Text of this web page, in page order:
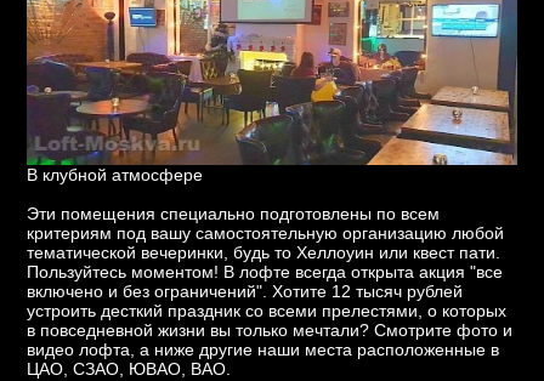
В клубной атмосфере
Эти помещения специально подготовлены по всем
критериям под вашу самостоятельную организацию любой
тематической вечеринки, будь то Хеллоуин или квест пати.
Пользуйтесь моментом! В лофте всегда открыта акция "все
включено и без ограничений". Хотите 12 тысяч рублей
устроить десткий праздник со всеми прелестями, о которых
в повседневной жизни вы только мечтали? Смотрите фото и
видео лофта, а ниже другие наши места расположенные в
ЦАО, СЗАО, ЮВАО, ВАО.